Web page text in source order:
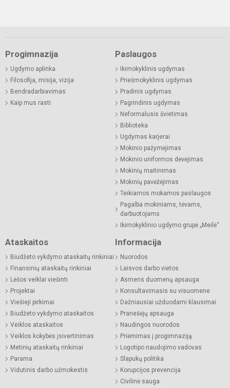
Progimnazija
Ugdymo aplinka
Filosofija, misija, vizija
Bendradarbiavimas
Kaip mus rasti
Paslaugos
Ikimokyklinis ugdymas
Priešmokyklinis ugdymas
Pradinis ugdymas
Pagrindinis ugdymas
Neformalusis švietimas
Biblioteka
Ugdymas karjerai
Mokinio pažymėjimas
Mokinio uniformos dėvėjimas
Mokinių maitinimas
Mokinių pavėžėjimas
Teikiamos mokamos paslaugos
Pagalba mokiniams, tėvams,
darbuotojams
Ikimokyklinio ugdymo grupė „Meilė“
Ataskaitos
Biudžeto vykdymo ataskaitų rinkiniai
Finansinių ataskaitų rinkiniai
Lėšos veiklai viešinti
Projektai
Viešieji pirkimai
Biudžeto vykdymo ataskaitos
Veiklos ataskaitos
Veiklos kokybės įsivertinimas
Metinių ataskaitų rinkiniai
Parama
Vidutinis darbo užmokestis
Informacija
Nuorodos
Laisvos darbo vietos
Asmens duomenų apsauga
Konsultavimasis su visuomene
Dažniausiai užduodami klausimai
Pranešėjų apsauga
Naudingos nuorodos
Priėmimas į progimnaziją
Logotipo naudojimo vadovas
Slapukų politika
Korupcijos prevencija
Civilinė sauga